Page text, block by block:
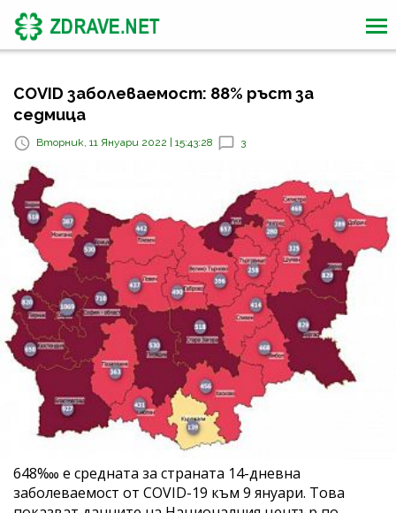
COVID заболеваемост: 88% ръст за
седмица
Вторник, 11 Януари 2022 | 15:43:28 3
648‱ е средната за страната 14-дневна
заболеваемост от COVID-19 към 9 януари. Това